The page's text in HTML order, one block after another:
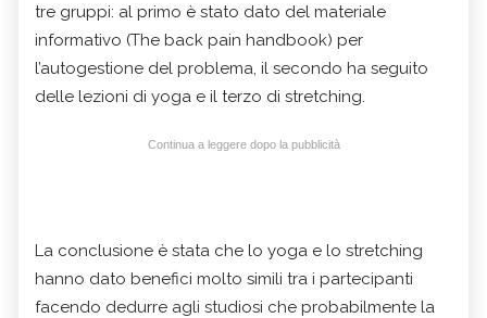
tre gruppi: al primo è stato dato del materiale
informativo (The back pain handbook) per
l’autogestione del problema, il secondo ha seguito
delle lezioni di yoga e il terzo di stretching.
Continua a leggere dopo la pubblicità
La conclusione è stata che lo yoga e lo stretching
hanno dato benefici molto simili tra i partecipanti
facendo dedurre agli studiosi che probabilmente la